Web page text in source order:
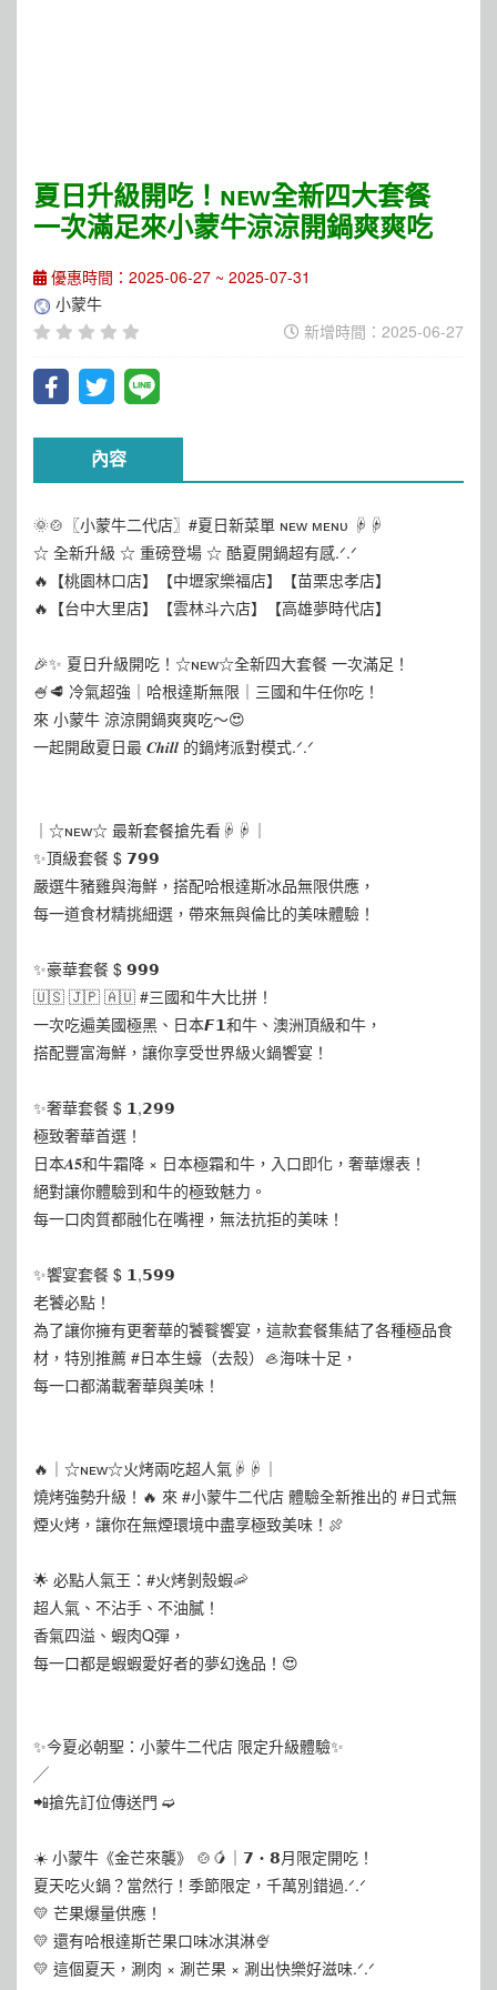
夏日升級開吃！ɴᴇᴡ全新四大套餐
一次滿足來小蒙牛涼涼開鍋爽爽吃
優惠時間：2025-06-27 ~ 2025-07-31
小蒙牛
新增時間：2025-06-27
內容
🌞🍲〖小蒙牛二代店〗#夏日新菜單 ɴᴇᴡ ᴍᴇɴᴜ ☟☟
☆ 全新升級 ☆ 重磅登場 ☆ 酷夏開鍋超有感.ᐟ.ᐟ
🔥【桃園林口店】【中壢家樂福店】【苗栗忠孝店】
🔥【台中大里店】【雲林斗六店】【高雄夢時代店】
🎉✨ 夏日升級開吃！☆ɴᴇᴡ☆全新四大套餐 一次滿足！
🍧🥩 冷氣超強｜哈根達斯無限｜三國和牛任你吃！
來 小蒙牛 涼涼開鍋爽爽吃～😍
一起開啟夏日最 𝑪𝒉𝒊𝒍𝒍 的鍋烤派對模式.ᐟ.ᐟ
｜☆ɴᴇᴡ☆ 最新套餐搶先看☟☟｜
✨頂級套餐 $ 𝟳𝟵𝟵
嚴選牛豬雞與海鮮，搭配哈根達斯冰品無限供應，
每一道食材精挑細選，帶來無與倫比的美味體驗！
✨豪華套餐 $ 𝟵𝟵𝟵
🇺🇸 🇯🇵 🇦🇺 #三國和牛大比拼！
一次吃遍美國極黑、日本𝙁𝟭和牛、澳洲頂級和牛，
搭配豐富海鮮，讓你享受世界級火鍋饗宴！
✨奢華套餐 $ 𝟭,𝟮𝟵𝟵
極致奢華首選！
日本𝑨𝟓和牛霜降 × 日本極霜和牛，入口即化，奢華爆表！
絕對讓你體驗到和牛的極致魅力。
每一口肉質都融化在嘴裡，無法抗拒的美味！
✨饗宴套餐 $ 𝟭,𝟱𝟵𝟵
老饕必點！
為了讓你擁有更奢華的饕餮饗宴，這款套餐集結了各種極品食
材，特別推薦 #日本生蠔（去殼）🦪海味十足，
每一口都滿載奢華與美味！
🔥｜☆ɴᴇᴡ☆火烤兩吃超人氣☟☟｜
燒烤強勢升級！🔥 來 #小蒙牛二代店 體驗全新推出的 #日式無
煙火烤，讓你在無煙環境中盡享極致美味！🍖
🌟 必點人氣王：#火烤剝殼蝦🦐
超人氣、不沾手、不油膩！
香氣四溢、蝦肉Q彈，
每一口都是蝦蝦愛好者的夢幻逸品！😍
✨今夏必朝聖：小蒙牛二代店 限定升級體驗✨
╱
📲搶先訂位傳送門 ➫
☀️ 小蒙牛《金芒來襲》 🍲🥭｜𝟳・𝟴月限定開吃！
夏天吃火鍋？當然行！季節限定，千萬別錯過.ᐟ.ᐟ
💛 芒果爆量供應！
💛 還有哈根達斯芒果口味冰淇淋🍨
💛 這個夏天，涮肉 × 涮芒果 × 涮出快樂好滋味.ᐟ.ᐟ